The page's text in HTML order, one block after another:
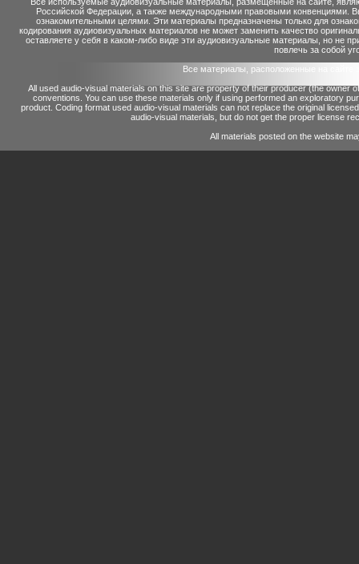
Российской Федерации, а также международными правовыми конвенциями.
ознакомительными целями. Эти материалы предназначены только для
кодирования аудиовизуальных материалов не может заменить качество
оставляете у себя в каком-либо виде эти аудиовизуальные материалы, но не
повлечь за собой
Все материалы, расположенные на сайте
All used audio-visual materials on this site are property of their producer (the owner
conventions. You can use these materials only if using performed an exploratory
product. Coding format used audio-visual materials can not replace the original
audio-visual materials, but do not get the proper license
All materials posted on the website